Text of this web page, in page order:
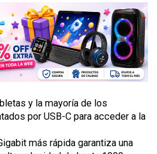
y la mayoría de los
por USB-C para acceder a la
más rápida garantiza una